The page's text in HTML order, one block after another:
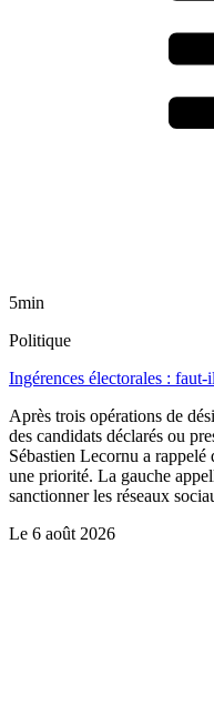
5min
Politique
Ingérences électorales :
Après trois opérations de
des candidats déclarés ou
Sébastien Lecornu a
une priorité. La gauche
sanctionner les réseaux
Le 6 août 2026